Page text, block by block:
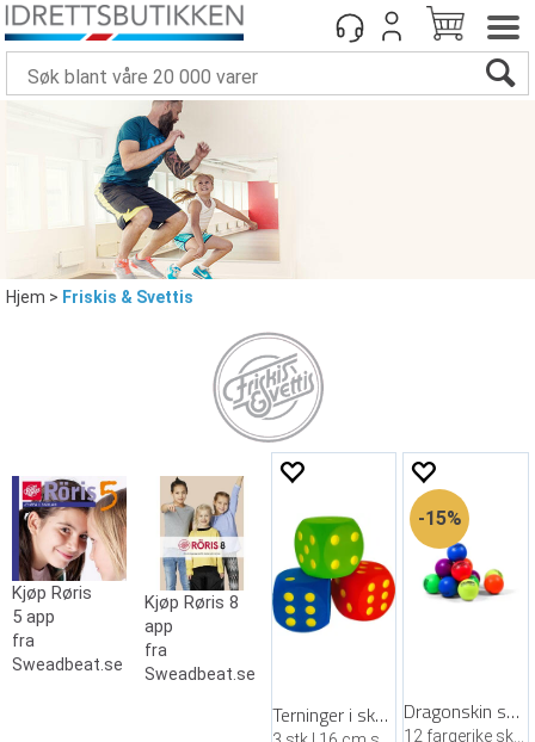
Hjem> Friskis & Svettis
Kjøp Røris
5 app
fra
Sweadbeat.se
Kjøp Røris 8
app
fra
Sweadbeat.se
Terninger i skum (3)
15%
Dragonskin softballpakke 16 cm | 12 stk